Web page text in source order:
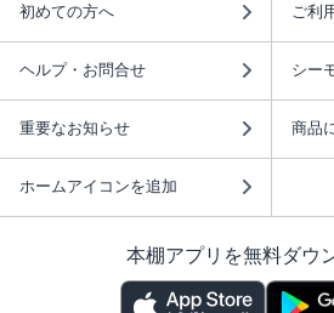
初めての方へ ご利
ヘルプ・お問合せ シー
重要なお知らせ 商品
ホームアイコンを追加
本棚アプリを無料ダウ